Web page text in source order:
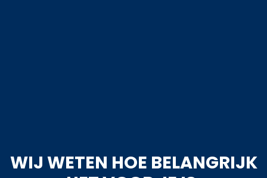
WIJ WETEN HOE BELANGRIJK